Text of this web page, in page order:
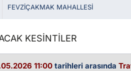
FEVZİÇAKMAK MAHALLESİ
KESİNTİLER
11:00 tarihleri arasında